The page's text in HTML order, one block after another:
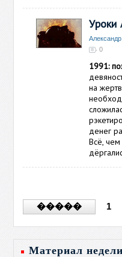
Уроки
0
1991:
на
денег
Всё, чем
����� 1
Материал недели